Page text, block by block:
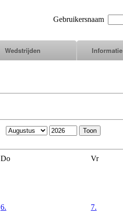
Gebruikersnaam
Wedstrijden Informatie
Do Vr
6. 7.